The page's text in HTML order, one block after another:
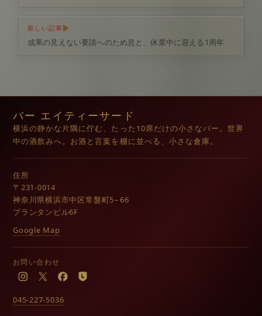
新しい記事
成果の見えない要請へのため息と、休業中に迎える1周年
バー エイティーサード
横浜の静かな片隅に佇む、たった10席だけの小さなバー。世界
中の酒飲みへ。お酒と言葉を棚に並べる、小さな倉庫。
住所
〒231-0014
神奈川県横浜市中区常盤町5−66
プランタンビル6F
Google Map
お問い合わせ
Instagram
X Facebook
LINE
045-227-5036